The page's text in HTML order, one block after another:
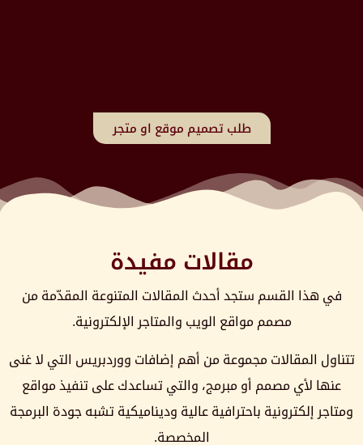
طلب تصميم موقع او متجر
مقالات مفيدة
في هذا القسم ستجد أحدث المقالات المتنوعة المقدّمة من
مصمم مواقع الويب والمتاجر الإلكترونية.
تتناول المقالات مجموعة من أهم إضافات ووردبريس التي لا غنى
عنها لأي مصمم أو مبرمج، والتي تساعدك على تنفيذ مواقع
ومتاجر إلكترونية باحترافية عالية وديناميكية تشبه جودة البرمجة
المخصصة.